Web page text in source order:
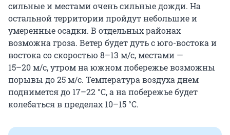
сильные и местами очень сильные дожди. На
остальной территории пройдут небольшие и
умеренные осадки. В отдельных районах
возможна гроза. Ветер будет дуть с юго-востока и
востока со скоростью 8–13 м/с, местами —
15–20 м/с,утром на южном побережье возможны
порывы до 25 м/с. Температура воздуха днем
поднимется до 17–22 °C, а на побережье будет
колебаться в пределах 10–15 °C.